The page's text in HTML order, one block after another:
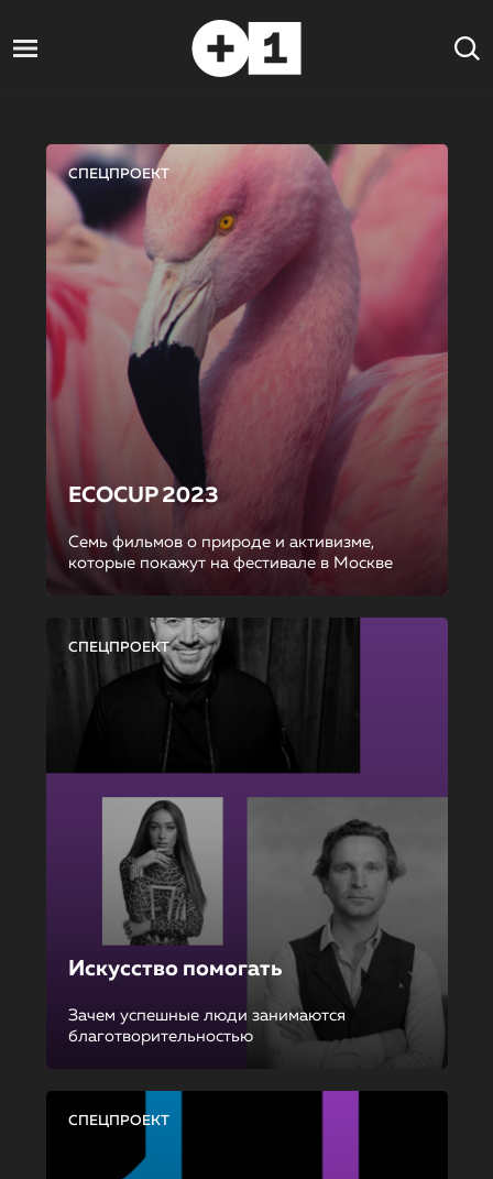
СПЕЦПРОЕКТ
ECOCUP 2023
Семь фильмов о природе и активизме,
которые покажут на фестивале в Москве
СПЕЦПРОЕКТ
Искусство помогать
Зачем успешные люди занимаются
благотворительностью
СПЕЦПРОЕКТ